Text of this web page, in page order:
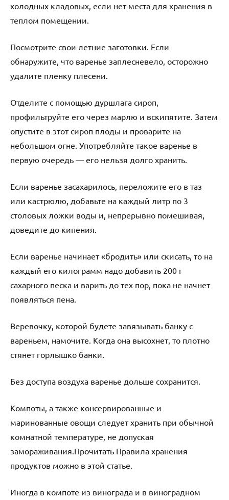
холодных кладовых, если нет места для хранения в
теплом помещении.
Посмотрите свои летние заготовки. Если
обнаружите, что варенье заплесневело, осторожно
удалите пленку плесени.
Отделите с помощью дуршлага сироп,
профильтруйте его через марлю и вскипятите. Затем
опустите в этот сироп плоды и проварите на
небольшом огне. Употребляйте такое варенье в
первую очередь — его нельзя долго хранить.
Если варенье засахарилось, переложите его в таз
или кастрюлю, добавьте на каждый литр по 3
столовых ложки воды и, непрерывно помешивая,
доведите до кипения.
Если варенье начинает «бродить» или скисать, то на
каждый его килограмм надо добавить 200 г
сахарного песка и варить до тех пор, пока не начнет
появляться пена.
Веревочку, которой будете завязывать банку с
вареньем, намочите. Когда она высохнет, то плотно
стянет горлышко банки.
Без доступа воздуха варенье дольше сохранится.
Компоты, а также консервированные и
маринованные овощи следует хранить при обычной
комнатной температуре, не допуская
замораживания.Прочитать Правила хранения
продуктов можно в этой статье.
Иногда в компоте из винограда и в виноградном